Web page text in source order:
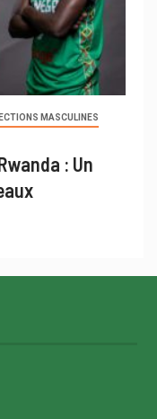
MASCULINES
: Un